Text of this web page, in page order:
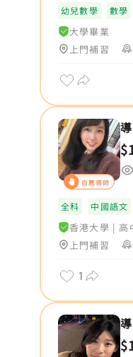
幼兒數學 數學
大學畢業
上門補習
自薦導師
全科 中國語文
香港大學 | 高
上門補習
1